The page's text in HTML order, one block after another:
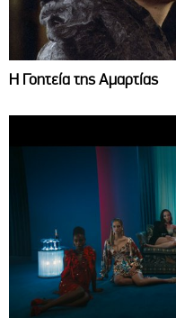
Η Γοητεία της Αμαρτίας